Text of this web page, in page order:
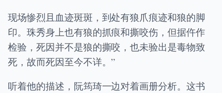
现场惨烈且血迹斑斑，到处有狼爪痕迹和狼的脚
印。珠秀身上也有狼的抓痕和撕咬伤，但据仵作
检验，死因并不是狼的撕咬，也未验出是毒物致
死，故而死因至今不详。”
听着他的描述，阮筠琦一边对着画册分析。这书